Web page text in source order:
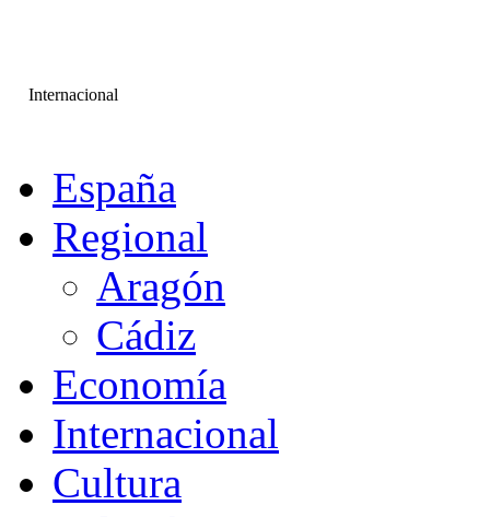
Internacional
España
Regional
Aragón
Cádiz
Economía
Internacional
Cultura